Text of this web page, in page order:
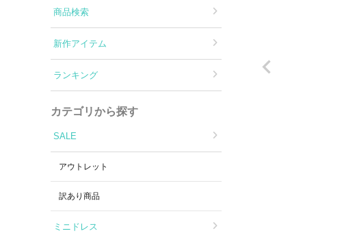
Aラインロングドレス
バースデードレス
商品検索
新作アイテム
ランキング
カテゴリから探す
SALE
アウトレット
訳あり商品
ミニドレス